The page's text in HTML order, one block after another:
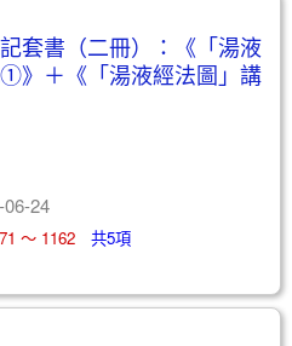
套書（二冊）：《「湯液
》＋《「湯液經法圖」講
06-24
～ 1162 共5項